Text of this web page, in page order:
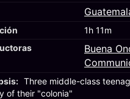
1h 11m
Buena
Three middle-class
of their "colonia"